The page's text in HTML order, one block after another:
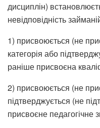
дисциплін)
невідповідність
1) присвоюється (не
категорія або
раніше присвоєна
2) присвоюється (не
підтверджується (не
присвоєне педагогічне